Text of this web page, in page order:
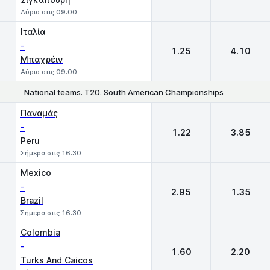
Αύριο στις 09:00
Ιταλία
-
Μπαχρέιν
Αύριο στις 09:00
1.25 4.10
National teams. T20. South American Championships
Παναμάς
-
Peru
Σήμερα στις 16:30
1.22 3.85
Mexico
-
Brazil
Σήμερα στις 16:30
2.95 1.35
Colombia
-
Turks And Caicos
1.60 2.20